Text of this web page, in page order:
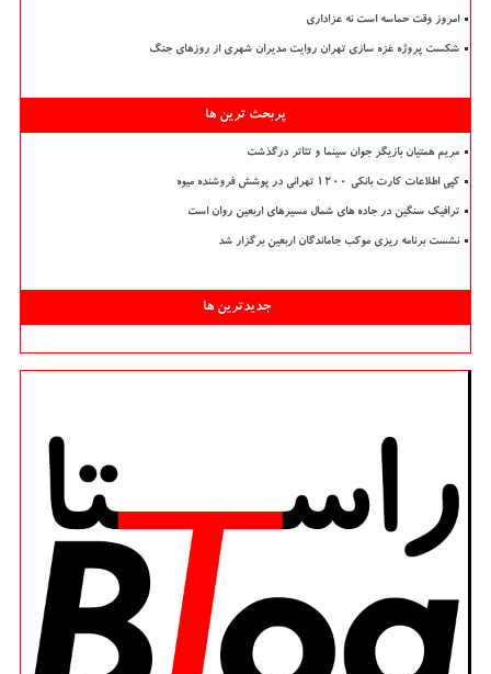
امروز وقت حماسه است نه عزاداری
شکست پروژه غزه سازی تهران روایت مدیران شهری از روزهای جنگ
پربحث ترین ها
مریم همتیان بازیگر جوان سینما و تئاتر درگذشت
کپی اطلاعات کارت بانکی ۱۲۰۰ تهرانی در پوشش فروشنده میوه
ترافیک سنگین در جاده های شمال مسیرهای اربعین روان است
نشست برنامه ریزی موکب جاماندگان اربعین برگزار شد
جدیدترین ها